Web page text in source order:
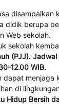
disampaikan
didik berupa
Web sekolah.
sekolah
(PJJ). Jadwal
12.00 WIB.
dapat menjaga
di
Hidup Bersih